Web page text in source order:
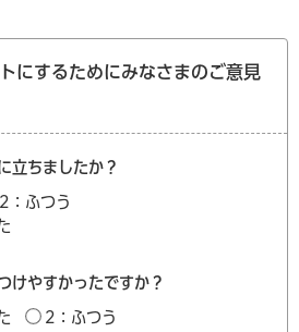
にするためにみなさまのご意見
立ちましたか？
2：ふつう
けやすかったですか？
2：ふつう